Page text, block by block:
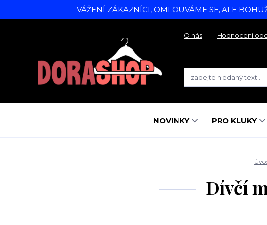
VÁŽENÍ ZÁKAZNÍCI, OMLOUVÁME SE, ALE
O nás Hodnocení
NOVINKY PRO KLUKY
Dívčí